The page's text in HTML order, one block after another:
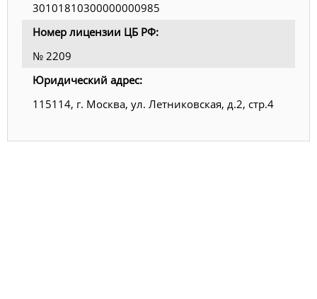
30101810300000000985
Номер лицензии ЦБ РФ:
№ 2209
Юридический адрес:
115114, г. Москва, ул. Летниковская, д.2, стр.4